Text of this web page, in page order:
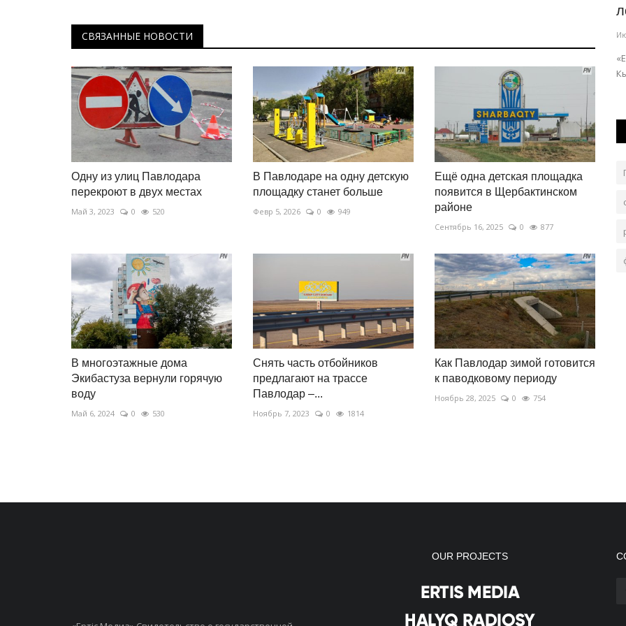
СВЯЗАННЫЕ НОВОСТИ
Одну из улиц Павлодара
перекроют в двух местах
Май 3, 2023 0 520
В Павлодаре на одну детскую
площадку станет больше
Февр 5, 2026 0 949
Ещё одна детская площадка
появится в Щербактинском
районе
Сентябрь 16, 2025 0 877
В многоэтажные дома
Экибастуза вернули горячую
воду
Май 6, 2024 0 530
Снять часть отбойников
предлагают на трассе
Павлодар –...
Ноябрь 7, 2023 0 1814
Как Павлодар зимой готовится
к паводковому периоду
Ноябрь 28, 2025 0 754
Корреспондент побывал в Семее – еще одном городе
новым тренерским штабом.
OUR PROJECTS